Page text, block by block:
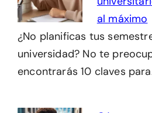
al máximo
¿No planificas tus
universidad? No te
encontrarás 10 claves